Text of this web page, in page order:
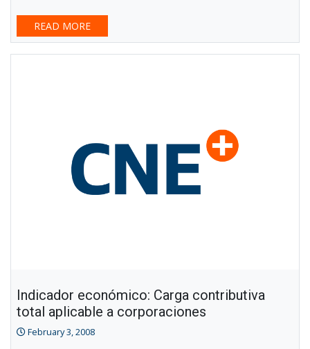
READ MORE
Indicador económico: Carga contributiva
total aplicable a corporaciones
February 3, 2008